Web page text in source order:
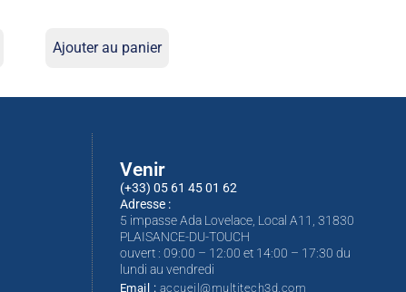
Ajouter au panier
Venir
(+33) 05 61 45 01 62
Adresse :
5 impasse Ada Lovelace, Local A11, 31830
PLAISANCE-DU-TOUCH
ouvert : 09:00 – 12:00 et 14:00 – 17:30 du
lundi au vendredi
Email : accueil@multitech3d.com